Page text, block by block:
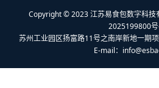
Copyright © 2023 江苏易食包数字科技
2025199800号
苏州工业园区扬富路11号之南岸新地一期
E-mail：